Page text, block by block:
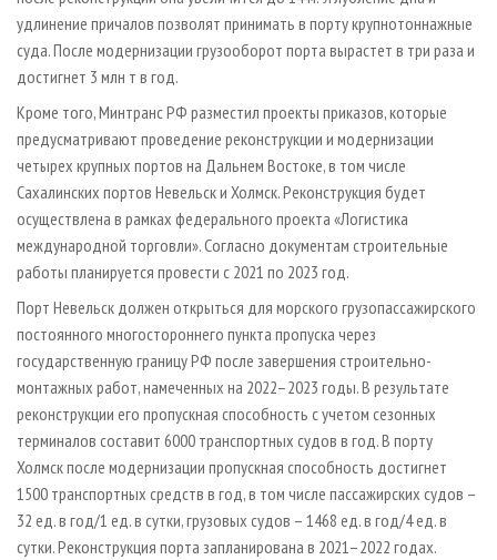
удлинение причалов позволят принимать в порту крупнотоннажные
суда. После модернизации грузооборот порта вырастет в три раза и
достигнет 3 млн т в год.
Кроме того, Минтранс РФ разместил проекты приказов, которые
предусматривают проведение реконструкции и модернизации
четырех крупных портов на Дальнем Востоке, в том числе
Сахалинских портов Невельск и Холмск. Реконструкция будет
осуществлена в рамках федерального проекта «Логистика
международной торговли». Согласно документам строительные
работы планируется провести с 2021 по 2023 год.
Порт Невельск должен открыться для морского грузопассажирского
постоянного многостороннего пункта пропуска через
государственную границу РФ после завершения строительно-
монтажных работ, намеченных на 2022–2023 годы. В результате
реконструкции его пропускная способность с учетом сезонных
терминалов составит 6000 транспортных судов в год. В порту
Холмск после модернизации пропускная способность достигнет
1500 транспортных средств в год, в том числе пассажирских судов –
32 ед. в год/1 ед. в сутки, грузовых судов – 1468 ед. в год/4 ед. в
сутки. Реконструкция порта запланирована в 2021–2022 годах.